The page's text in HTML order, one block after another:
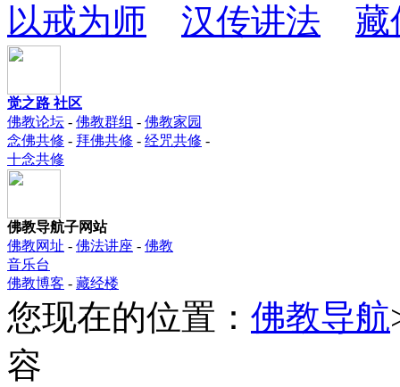
以戒为师
汉传讲法 藏
觉之路 社区
佛教论坛 - 佛教群组 - 佛教家园
念佛共修 - 拜佛共修 - 经咒共修 -
十念共修
佛教导航子网站
佛教网址 - 佛法讲座 - 佛教
音乐台
佛教博客 - 藏经楼
您现在的位置： 佛教导航
容